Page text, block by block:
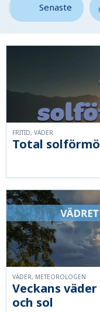
Senaste
Total
FRITID, VÄDER
Veckans
och sol
VÄDER, METEOROLOGEN